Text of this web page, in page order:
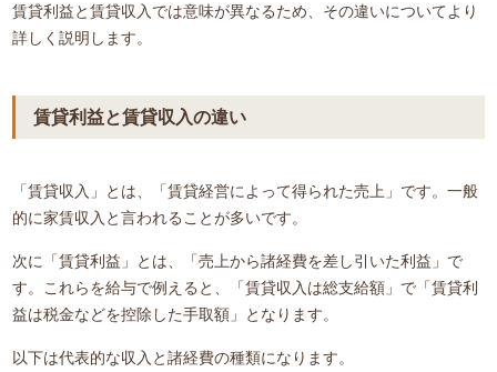
賃貸利益と賃貸収入では意味が異なるため、その違いについてより
詳しく説明します。
賃貸利益と賃貸収入の違い
「賃貸収入」とは、「賃貸経営によって得られた売上」です。一般
的に家賃収入と言われることが多いです。
次に「賃貸利益」とは、「売上から諸経費を差し引いた利益」で
す。これらを給与で例えると、「賃貸収入は総支給額」で「賃貸利
益は税金などを控除した手取額」となります。
以下は代表的な収入と諸経費の種類になります。